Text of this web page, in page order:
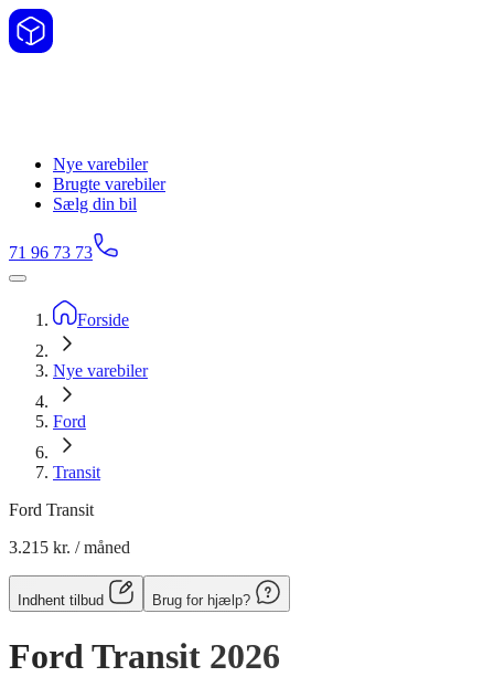
Nye varebiler
Brugte varebiler
Sælg din bil
71 96 73 73
Forside
Nye varebiler
Ford
Transit
Ford Transit
3.215 kr. / måned
Indhent tilbud Brug for hjælp?
Ford Transit 2026